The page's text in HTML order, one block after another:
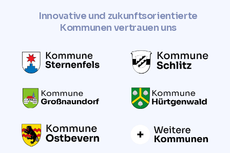
Innovative und zukunftsorientierte
Kommunen vertrauen uns